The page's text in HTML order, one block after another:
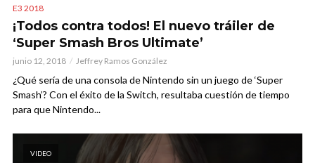
E3 2018
¡Todos contra todos! El nuevo tráiler de
‘Super Smash Bros Ultimate’
junio 12, 2018 Jeffrey Ramos González
¿Qué sería de una consola de Nintendo sin un juego de ‘Super
Smash’? Con el éxito de la Switch, resultaba cuestión de tiempo
para que Nintendo...
VIDEO